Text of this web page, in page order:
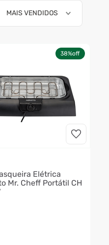
MAIS VENDIDOS
38%off
Elétrica
Mr. Cheff Portátil CH